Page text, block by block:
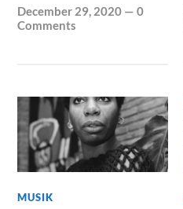
December 29, 2020 —0
Comments
MUSIK